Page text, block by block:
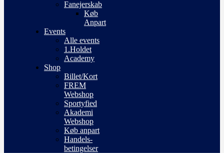
Fanejerskab
Køb
Anpart
Events
Alle events
1.Holdet
Academy
Shop
Billet/Kort
FREM
Webshop
Sportyfied
Akademi
Webshop
Køb anpart
Handels-
betingelser